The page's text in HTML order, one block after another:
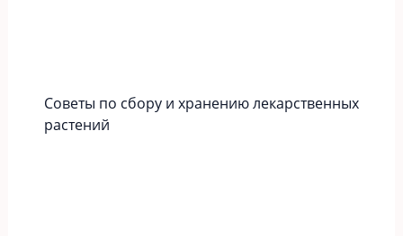
Советы по сбору и хранению лекарственных
растений